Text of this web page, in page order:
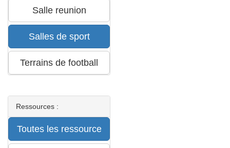
Ressources :